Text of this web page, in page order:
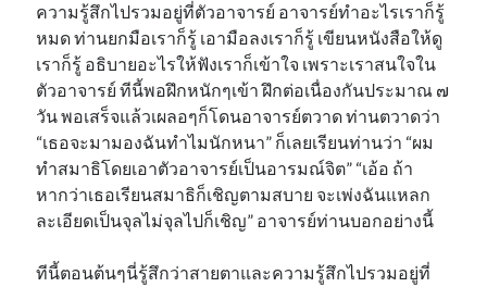
ความรู้สึกไปรวมอยู่ที่ตัวอาจารย์ อาจารย์ทำอะไรเราก็รู้
หมด ท่านยกมือเราก็รู้ เอามือลงเราก็รู้ เขียนหนังสือให้ดู
เราก็รู้ อธิบายอะไรให้ฟังเราก็เข้าใจ เพราะเราสนใจใน
ตัวอาจารย์ ทีนี้พอฝึกหนักๆเข้า ฝึกต่อเนื่องกันประมาณ ๗
วัน พอเสร็จแล้วเผลอๆก็โดนอาจารย์ตวาด ท่านตวาดว่า
“เธอจะมามองฉันทำไมนักหนา” ก็เลยเรียนท่านว่า “ผม
ทำสมาธิโดยเอาตัวอาจารย์เป็นอารมณ์จิต” “เอ้อ ถ้า
หากว่าเธอเรียนสมาธิก็เชิญตามสบาย จะเพ่งฉันแหลก
ละเอียดเป็นจุลไม่จุลไปก็เชิญ” อาจารย์ท่านบอกอย่างนี้
ทีนี้ตอนต้นๆนี่รู้สึกว่าสายตาและความรู้สึกไปรวมอยู่ที่